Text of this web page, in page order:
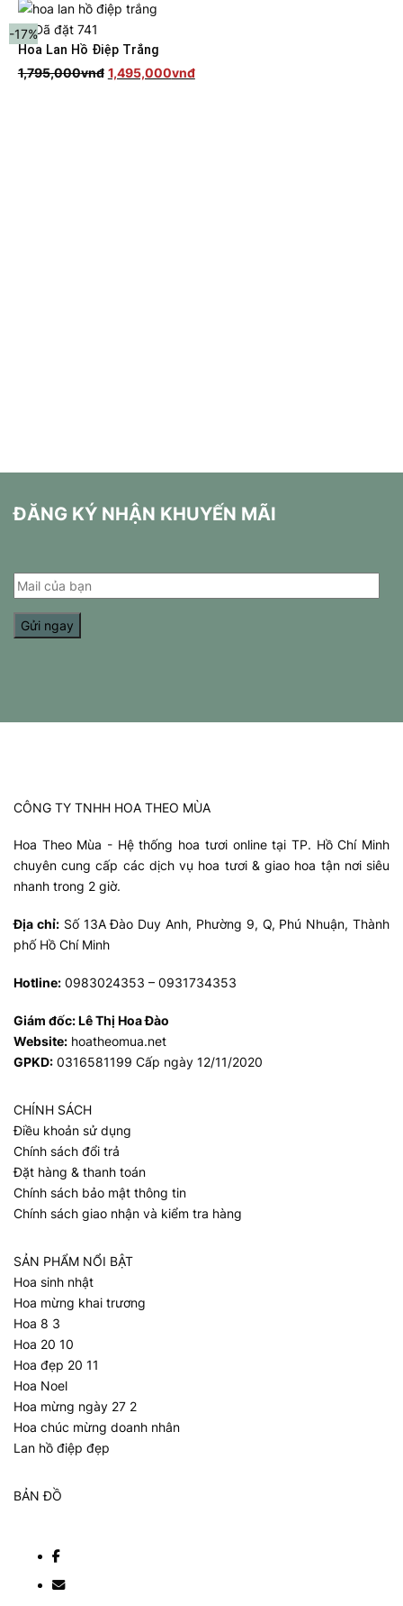
-17%
🔥 Đã đặt 741
Hoa Lan Hồ Điệp Trắng
1,795,000vnđ Giá
gốc
1,495,000vnđGiá
hiện
ĐĂNG KÝ NHẬN KHUYẾN MÃI
CÔNG TY TNHH HOA THEO MÙA
Hoa Theo Mùa - Hệ thống hoa tươi online tại TP. Hồ Chí Minh
chuyên cung cấp các dịch vụ hoa tươi & giao hoa tận nơi siêu
nhanh trong 2 giờ.
Địa chỉ: Số 13A Đào Duy Anh, Phường 9, Q, Phú Nhuận, Thành
phố Hồ Chí Minh
Hotline: 0983024353 – 0931734353
Giám đốc:Lê Thị Hoa Đào
Website: hoatheomua.net
GPKD: 0316581199 Cấp ngày 12/11/2020
CHÍNH SÁCH
Điều khoản sử dụng
Chính sách đổi trả
Đặt hàng & thanh toán
Chính sách bảo mật thông tin
Chính sách giao nhận và kiểm tra hàng
SẢN PHẨM NỔI BẬT
Hoa sinh nhật
Hoa mừng khai trương
Hoa 8 3
Hoa 20 10
Hoa đẹp 20 11
Hoa Noel
Hoa mừng ngày 27 2
Hoa chúc mừng doanh nhân
Lan hồ điệp đẹp
BẢN ĐỒ